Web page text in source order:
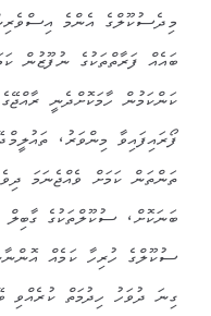
މިދެސުކޫލްގެ އެންމެ
ބައެއް ފަރާތްތަކުގެ ނުފޫޒުން
ކަންކަމުން ހާމަކޮށްދެނީ
ފޯރައިފައިވާ މިންވަރު،
ތަންތަން ކަމަށް ވެއްޖެނަމަ
ބަނަކޮށް، ސުކޫލްތަކުގެ
ސުކޫލްގެ ހުރިހާ ކަމެއް
ގިނަ ދުވަހު ހިދުމަތް